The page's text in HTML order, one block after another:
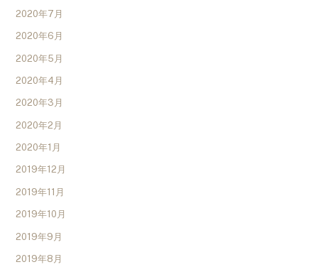
2020年7月
2020年6月
2020年5月
2020年4月
2020年3月
2020年2月
2020年1月
2019年12月
2019年11月
2019年10月
2019年9月
2019年8月